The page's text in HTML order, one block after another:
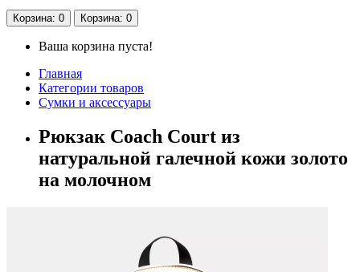
Корзина: 0 Корзина: 0
Ваша корзина пуста!
Главная
Категории товаров
Сумки и аксессуары
Рюкзак Coach Court из
натуральной галечной кожи золото
на молочном